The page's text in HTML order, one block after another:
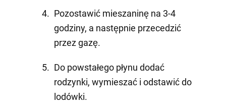
Pozostawić mieszaninę na 3-4
godziny, a następnie przecedzić
przez gazę.
Do powstałego płynu dodać
rodzynki, wymieszać i odstawić do
lodówki.